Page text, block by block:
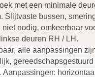
met een minimale
Slijtvaste bussen,
niet nodig, omkeerbaar
deuren RH / LH.
alle aanpassingen
gereedschapsgestuurd
Aanpassingen: